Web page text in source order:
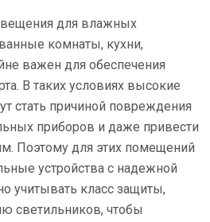
для влажных
комнаты, кухни,
важен для обеспечения
В таких условиях высокие
стать причиной повреждения
приборов и даже привести
Поэтому для этих помещений
устройства с надежной
учитывать класс защиты,
светильников, чтобы